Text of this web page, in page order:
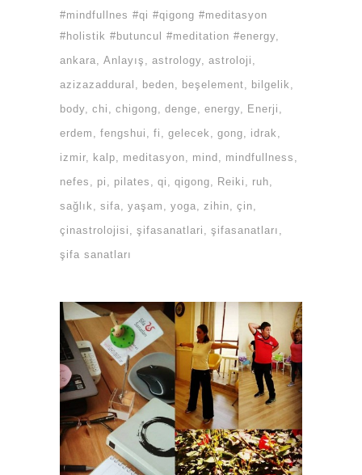
#mindfullnes #qi #qigong #meditasyon
#holistik #butuncul #meditation #energy
ankara
Anlayış astrology astroloji
azizazaddural
beden beşelement
bilgelik
body chi chigong denge energy
Enerji
erdem
fengshui fi gelecek gong
idrak
izmir
kalp meditasyon mind
mindfullness
nefes
pi pilates qi qigong Reiki
ruh
sağlık
sifa yaşam yoga zihin
çin
çinastrolojisi
şifasanatlari
şifasanatları
şifa sanatları